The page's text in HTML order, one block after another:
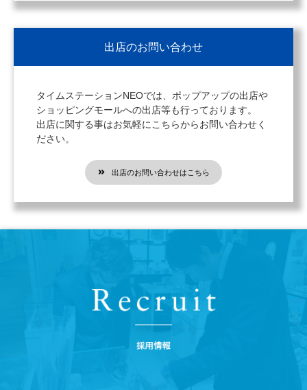
出店のお問い合わせ
タイムステーションNEOでは、ポップアップの出店や
ショッピングモールへの出店等も行っております。
出店に関する事はお気軽にこちらからお問い合わせく
ださい。
出店のお問い合わせはこちら